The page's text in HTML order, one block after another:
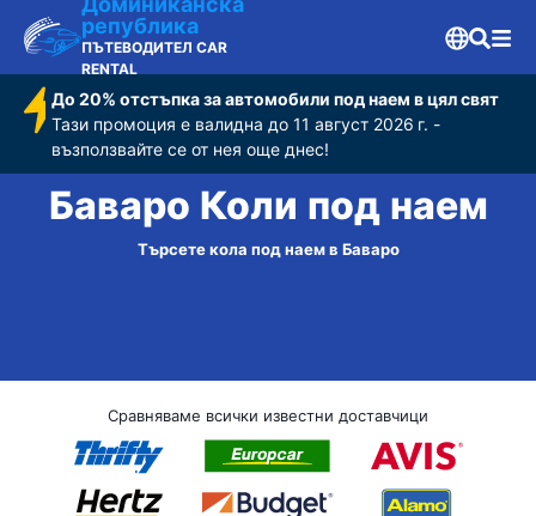
република
ПЪТЕВОДИТЕЛ CAR
RENTAL
До 20% отстъпка за автомобили под наем в цял свят
Тази промоция е валидна до 11 август 2026 г. -
възползвайте се от нея още днес!
Баваро Коли под наем
Търсете кола под наем в Баваро
Сравняваме всички известни доставчици